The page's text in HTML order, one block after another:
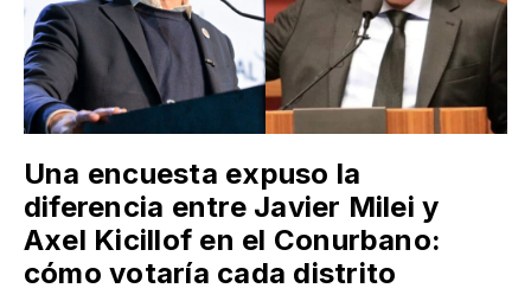
Una encuesta expuso la
diferencia entre Javier Milei y
Axel Kicillof en el Conurbano:
cómo votaría cada distrito